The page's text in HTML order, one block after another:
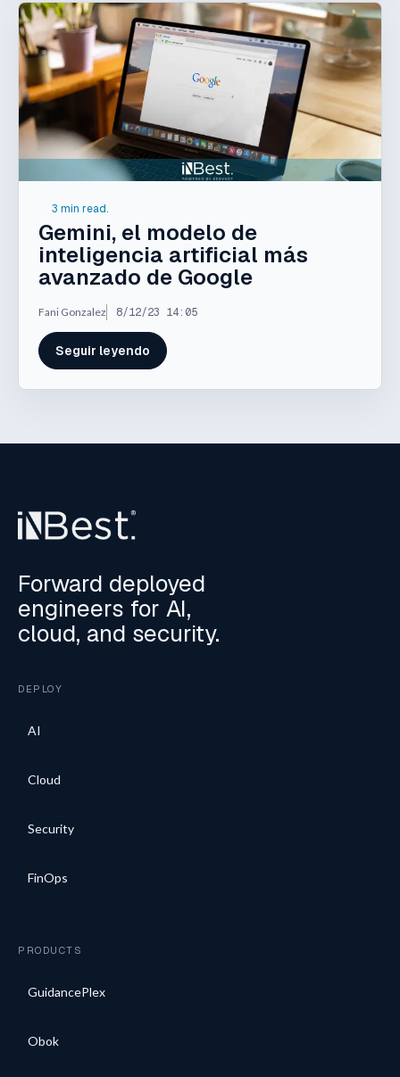
3 min read.
Gemini, el modelo de
inteligencia artificial más
avanzado de Google
Fani Gonzalez 8/12/23 14:05
Seguir leyendo
Forward deployed
engineers for AI,
cloud, and security.
DEPLOY
AI
Cloud
Security
FinOps
PRODUCTS
GuidancePlex
Obok